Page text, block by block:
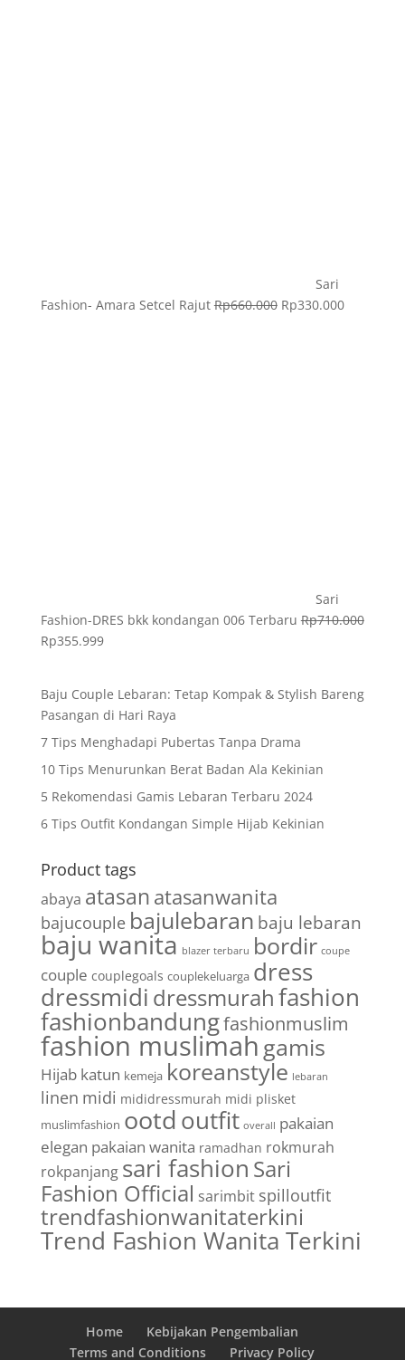
Sari
Fashion- Amara Setcel Rajut Rp660.000 Rp330.000
Sari
Fashion-DRES bkk kondangan 006 Terbaru Rp710.000
Rp355.999
Baju Couple Lebaran: Tetap Kompak & Stylish Bareng
Pasangan di Hari Raya
7 Tips Menghadapi Pubertas Tanpa Drama
10 Tips Menurunkan Berat Badan Ala Kekinian
5 Rekomendasi Gamis Lebaran Terbaru 2024
6 Tips Outfit Kondangan Simple Hijab Kekinian
Product tags
abaya atasan atasanwanita
bajucouple bajulebaran baju lebaran
baju wanita blazer terbaru bordir coupe
couple couplegoals couplekeluarga dress
dressmidi dressmurahfashion
fashionbandungfashionmuslim
fashion muslimah gamis
Hijab katun kemeja koreanstyle lebaran
linen midi mididressmurah midi plisket
muslimfashion ootd outfit overall pakaian
elegan pakaian wanita ramadhan rokmurah
rokpanjang sari fashion Sari
Fashion Official sarimbit spilloutfit
trendfashionwanitaterkini
Trend Fashion Wanita Terkini
Home
Kebijakan Pengembalian
Terms and Conditions
Privacy Policy